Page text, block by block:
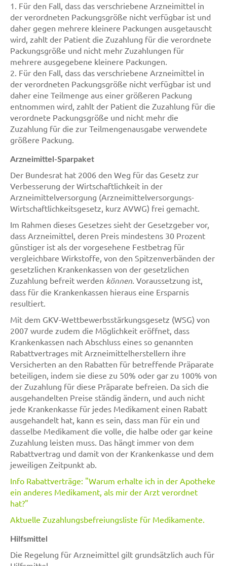
1. Für den Fall, dass das verschriebene Arzneimittel in
der verordneten Packungsgröße nicht verfügbar ist und
daher gegen mehrere kleinere Packungen ausgetauscht
wird, zahlt der Patient die Zuzahlung für die verordnete
Packungsgröße und nicht mehr Zuzahlungen für
mehrere ausgegebene kleinere Packungen.
2. Für den Fall, dass das verschriebene Arzneimittel in
der verordneten Packungsgröße nicht verfügbar ist und
daher eine Teilmenge aus einer größeren Packung
entnommen wird, zahlt der Patient die Zuzahlung für die
verordnete Packungsgröße und nicht mehr die
Zuzahlung für die zur Teilmengenausgabe verwendete
größere Packung.
Arzneimittel-Sparpaket
Der Bundesrat hat 2006 den Weg für das Gesetz zur
Verbesserung der Wirtschaftlichkeit in der
Arzneimittelversorgung (Arzneimittelversorgungs-
Wirtschaftlichkeitsgesetz, kurz AVWG) frei gemacht.
Im Rahmen dieses Gesetzes sieht der Gesetzgeber vor,
dass Arzneimittel, deren Preis mindestens 30 Prozent
günstiger ist als der vorgesehene Festbetrag für
vergleichbare Wirkstoffe, von den Spitzenverbänden der
gesetzlichen Krankenkassen von der gesetzlichen
Zuzahlung befreit werden können. Voraussetzung ist,
dass für die Krankenkassen hieraus eine Ersparnis
resultiert.
Mit dem GKV-Wettbewerbsstärkungsgesetz (WSG) von
2007 wurde zudem die Möglichkeit eröffnet, dass
Krankenkassen nach Abschluss eines so genannten
Rabattvertrages mit Arzneimittelherstellern ihre
Versicherten an den Rabatten für betreffende Präparate
beteiligen, indem sie diese zu 50% oder gar zu 100% von
der Zuzahlung für diese Präparate befreien. Da sich die
ausgehandelten Preise ständig ändern, und auch nicht
jede Krankenkasse für jedes Medikament einen Rabatt
ausgehandelt hat, kann es sein, dass man für ein und
dasselbe Medikament die volle, die halbe oder gar keine
Zuzahlung leisten muss. Das hängt immer von dem
Rabattvertrag und damit von der Krankenkasse und dem
jeweiligen Zeitpunkt ab.
Info Rabattverträge: "Warum erhalte ich in der Apotheke
ein anderes Medikament, als mir der Arzt verordnet
hat?"
Aktuelle Zuzahlungsbefreiungsliste für Medikamente.
Hilfsmittel
Die Regelung für Arzneimittel gilt grundsätzlich auch für